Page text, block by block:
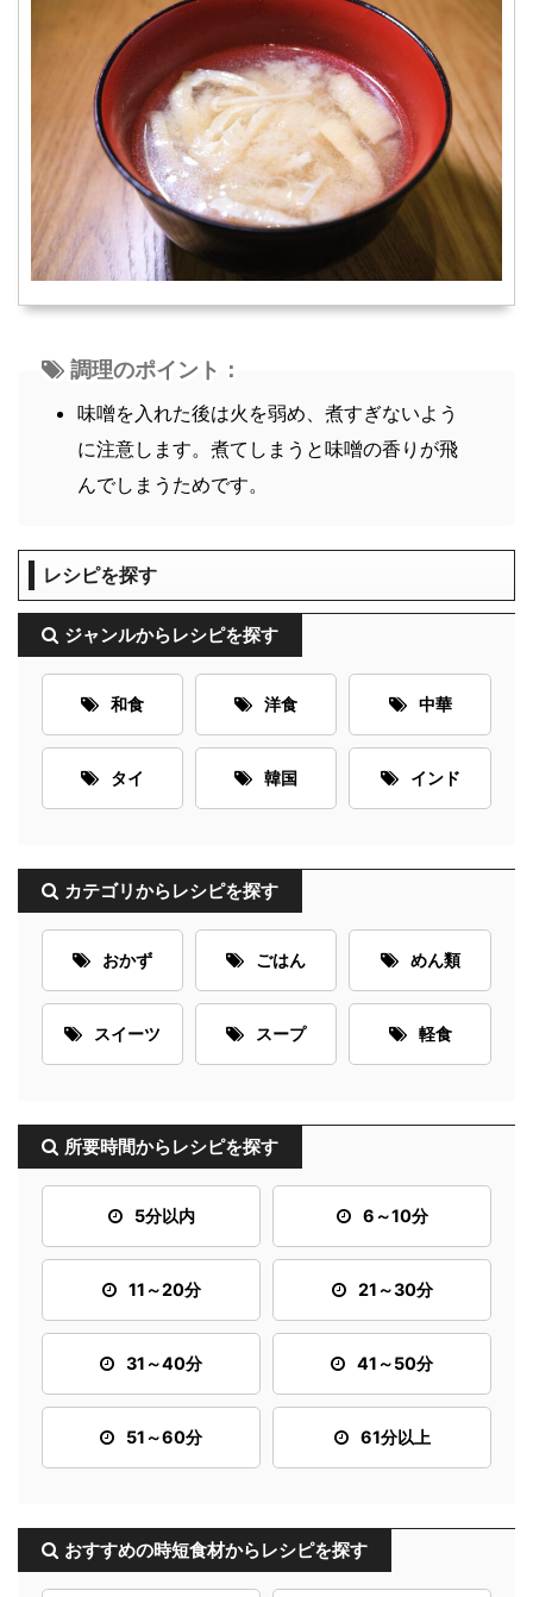
調理のポイント：
味噌を入れた後は火を弱め、煮すぎないよう
に注意します。煮てしまうと味噌の香りが飛
んでしまうためです。
レシピを探す
ジャンルからレシピを探す
和食 洋食 中華
タイ 韓国 インド
カテゴリからレシピを探す
おかず ごはん めん類
スイーツ スープ 軽食
所要時間からレシピを探す
5分以内 6～10分
11～20分 21～30分
31～40分 41～50分
51～60分 61分以上
おすすめの時短食材からレシピを探す